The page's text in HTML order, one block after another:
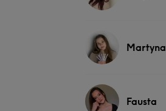
Martyna
Fausta